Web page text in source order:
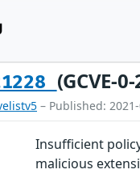
(GCVE-
– Published:
Insufficient
malicious